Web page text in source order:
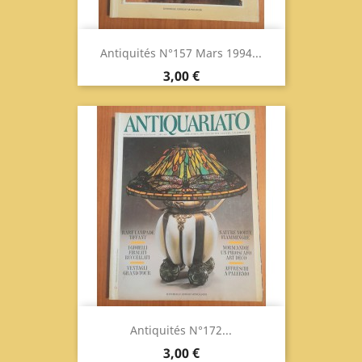
Antiquités N°157 Mars 1994...
Prix
3,00 €
Antiquités N°172...
Prix
3,00 €